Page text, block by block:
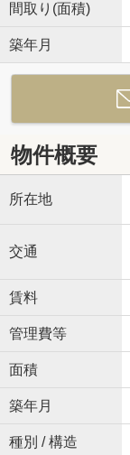
間取り(面積)
築年月
物件概要
所在地
交通
賃料
管理費等
面積
築年月
種別 / 構造